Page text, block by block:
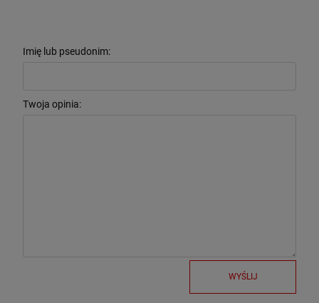
Imię lub pseudonim:
Twoja opinia:
WYŚLIJ